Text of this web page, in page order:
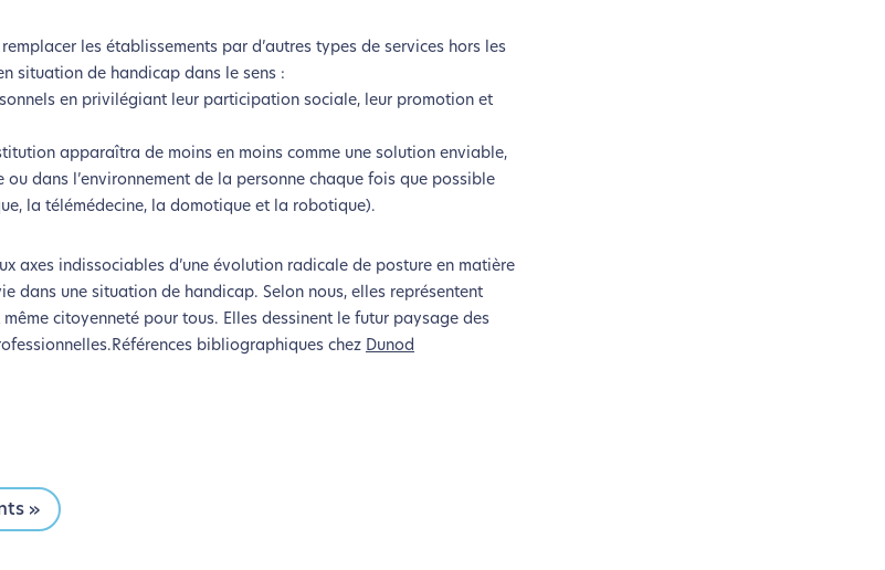
les besoins énergétiques nécessaires à votre navigation, vous pouvez
très peu nos serveurs et vous deviendrez ainsi un acteur majeur de l’écoconception.
Merci pour votre contribution !
Activer le Mode Eco Annuler
les établissements par d’autres types de services hors les
situation de handicap dans le sens :
en privilégiant leur participation sociale, leur promotion et
apparaîtra de moins en moins comme une solution enviable,
dans l’environnement de la personne chaque fois que possible
la télémédecine, la domotique et la robotique).
axes indissociables d’une évolution radicale de posture en matière
dans une situation de handicap. Selon nous, elles représentent
citoyenneté pour tous. Elles dessinent le futur paysage des
bibliographiques chez Dunod
»